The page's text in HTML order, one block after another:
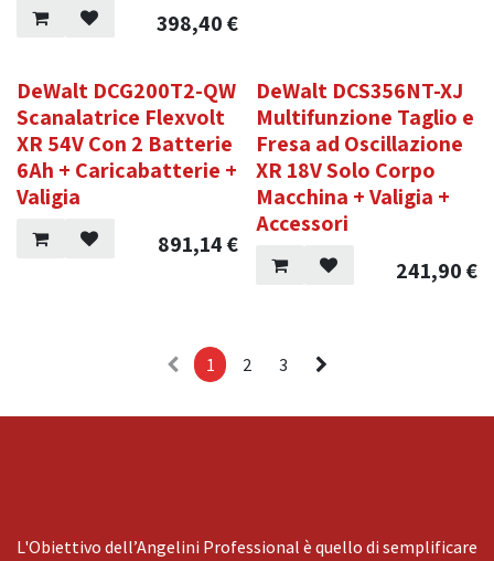
398,40€
DeWalt DCG200T2-QW
Scanalatrice Flexvolt
XR 54V Con 2 Batterie
6Ah + Caricabatterie +
Valigia
891,14€
DeWalt DCS356NT-XJ
Multifunzione Taglio e
Fresa ad Oscillazione
XR 18V Solo Corpo
Macchina + Valigia +
Accessori
241,90€
1 2 3
L'Obiettivo dell’Angelini Professional è quello di semplificare